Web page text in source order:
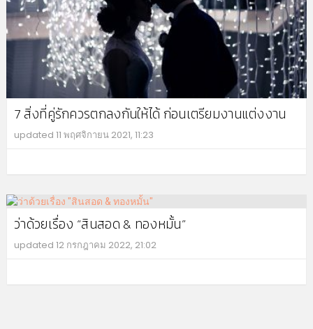
7 สิ่งที่คู่รักควรตกลงกันให้ได้ ก่อนเตรียมงานแต่งงาน
updated 11 พฤศจิกายน 2021, 11:23
ว่าด้วยเรื่อง “สินสอด & ทองหมั้น”
updated 12 กรกฎาคม 2022, 21:02